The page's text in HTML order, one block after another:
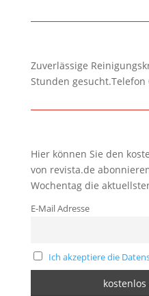
Zuverlässige
Stunden gesucht.Telefon
Hier können Sie den
von revista.de
Wochentag die
E-Mail Adresse
Ich akzeptiere die